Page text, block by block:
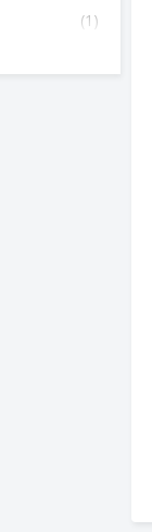
(1)